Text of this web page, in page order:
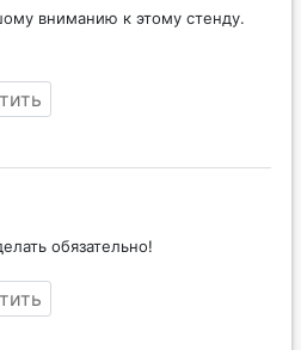
вниманию к этому стенду.
обязательно!